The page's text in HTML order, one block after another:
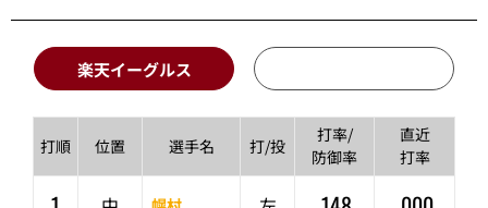
楽天イーグルス
打順 位置 選手名 打/投
打率/
防御率
直近
打率